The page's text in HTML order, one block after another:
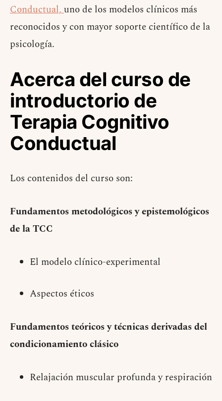
Conductual,uno de los modelos clínicos más
reconocidos y con mayor soporte científico de la
psicología.
Acerca del curso de
introductorio de
Terapia Cognitivo
Conductual
Los contenidos del curso son:
Fundamentos metodológicos y epistemológicos
de la TCC
El modelo clínico-experimental
Aspectos éticos
Fundamentos teóricos y técnicas derivadas del
condicionamiento clásico
Relajación muscular profunda y respiración